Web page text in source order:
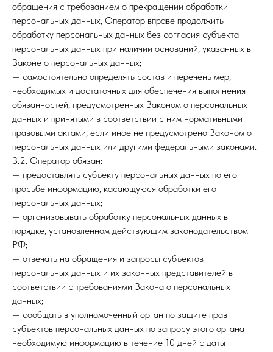
обращения с требованием о прекращении обработки
персональных данных, Оператор вправе продолжить
обработку персональных данных без согласия субъекта
персональных данных при наличии оснований, указанных в
Законе о персональных данных;
— самостоятельно определять состав и перечень мер,
необходимых и достаточных для обеспечения выполнения
обязанностей, предусмотренных Законом о персональных
данных и принятыми в соответствии с ним нормативными
правовыми актами, если иное не предусмотрено Законом о
персональных данных или другими федеральными законами.
3.2. Оператор обязан:
— предоставлять субъекту персональных данных по его
просьбе информацию, касающуюся обработки его
персональных данных;
— организовывать обработку персональных данных в
порядке, установленном действующим законодательством
РФ;
— отвечать на обращения и запросы субъектов
персональных данных и их законных представителей в
соответствии с требованиями Закона о персональных
данных;
— сообщать в уполномоченный орган по защите прав
субъектов персональных данных по запросу этого органа
необходимую информацию в течение 10 дней с даты